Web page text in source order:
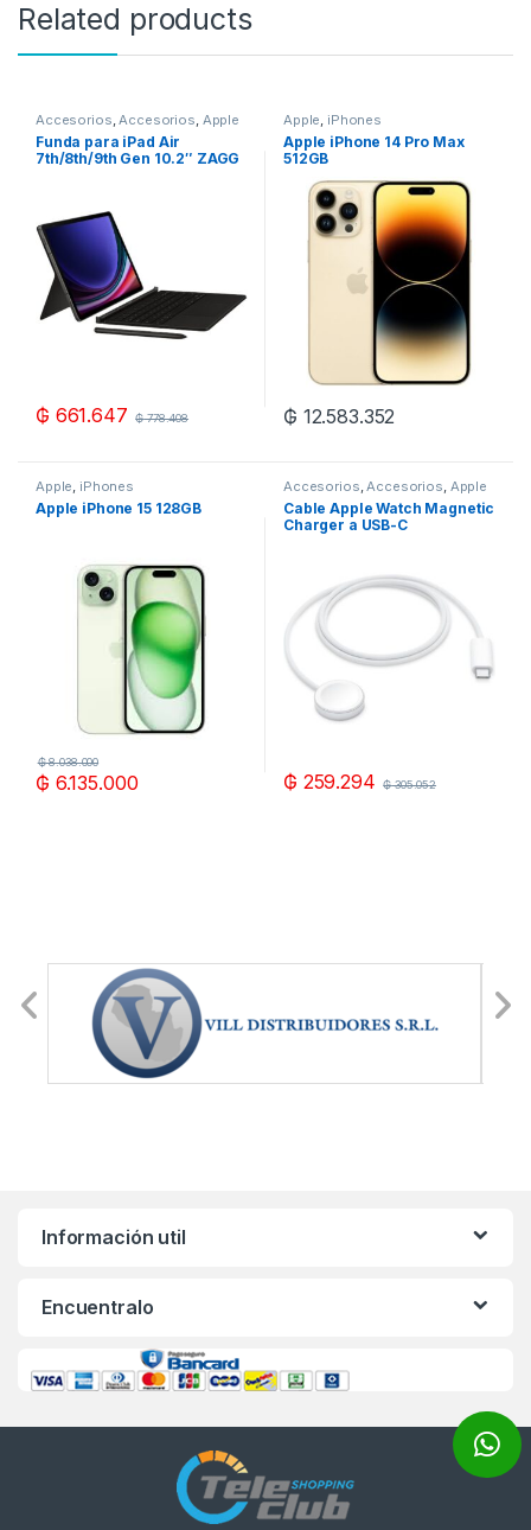
Related products
Accesorios,Accesorios, Apple
Funda para iPad Air
7th/8th/9th Gen 10.2″ ZAGG
₲ 661.647 ₲778.408
Apple, iPhones
Apple iPhone 14 Pro Max
512GB
₲ 12.583.352
Apple, iPhones
Apple iPhone 15 128GB
₲ 6.135.000
₲8.038.000
Accesorios,Accesorios, Apple
Cable Apple Watch Magnetic
Charger a USB-C
₲ 259.294 ₲305.052
Información util
Encuentralo